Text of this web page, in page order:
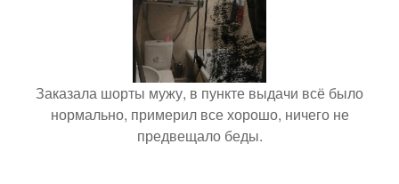
Заказала шорты мужу, в пункте выдачи всё было
нормально, примерил все хорошо, ничего не
предвещало беды.